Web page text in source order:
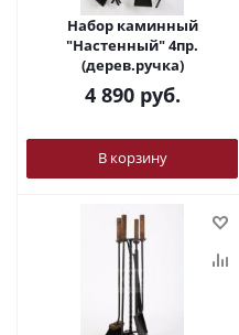
Набор каминный
"Настенный" 4пр.
(дерев.ручка)
4 890руб.
В корзину